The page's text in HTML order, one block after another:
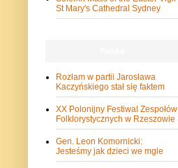
St Mary's Cathedral Sydney
Rozłam w partii Jarosława
Kaczyńskiego stał się faktem
XX Polonijny Festiwal Zespołów
Folklorystycznych w Rzeszowie
Gen. Leon Komornicki:
Jesteśmy jak dzieci we mgle